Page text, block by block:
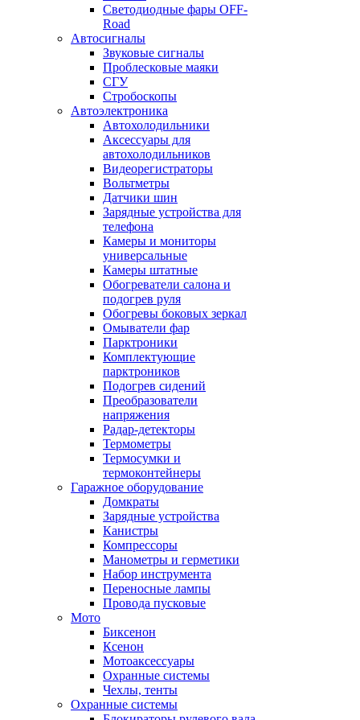
Светодиодные фары OFF-
Road
Автосигналы
Звуковые сигналы
Проблесковые маяки
СГУ
Стробоскопы
Автоэлектроника
Автохолодильники
Аксессуары для
автохолодильников
Видеорегистраторы
Вольтметры
Датчики шин
Зарядные устройства для
телефона
Камеры и мониторы
универсальные
Камеры штатные
Обогреватели салона и
подогрев руля
Обогревы боковых зеркал
Омыватели фар
Парктроники
Комплектующие
парктроников
Подогрев сидений
Преобразователи
напряжения
Радар-детекторы
Термометры
Термосумки и
термоконтейнеры
Гаражное оборудование
Домкраты
Зарядные устройства
Канистры
Компрессоры
Манометры и герметики
Набор инструмента
Переносные лампы
Провода пусковые
Мото
Биксенон
Ксенон
Мотоаксессуары
Охранные системы
Чехлы, тенты
Охранные системы